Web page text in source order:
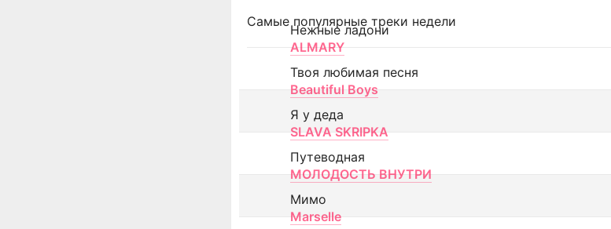
Самые популярные треки недели
Нежные ладони
ALMARY
Твоя любимая песня
Beautiful Boys
Я у деда
SLAVA SKRIPKA
Путеводная
МОЛОДОСТЬ ВНУТРИ
Мимо
Marselle